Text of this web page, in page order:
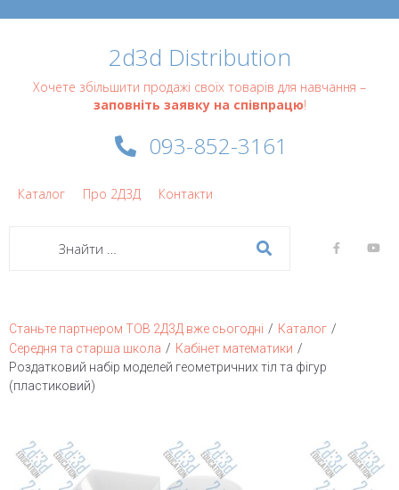
2d3d Distribution
Хочете збільшити продажі своїх товарів для навчання –
заповніть заявку на співпрацю!
093-852-3161
Каталог Про 2Д3Д Контакти
Станьте партнером ТОВ 2Д3Д вже сьогодні / Каталог /
Середня та старша школа / Кабінет математики /
Роздатковий набір моделей геометричних тіл та фігур
(пластиковий)